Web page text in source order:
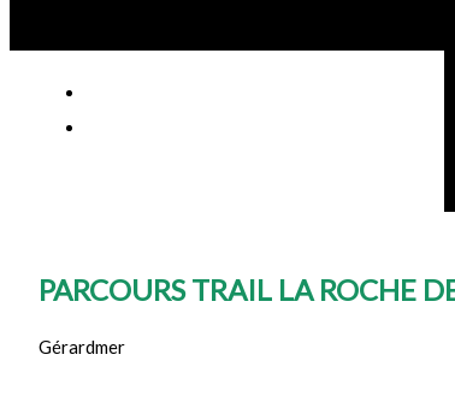
PARCOURS TRAIL LA ROCHE
Gérardmer